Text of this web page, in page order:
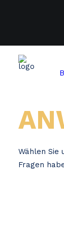
Wählen Sie
Fragen